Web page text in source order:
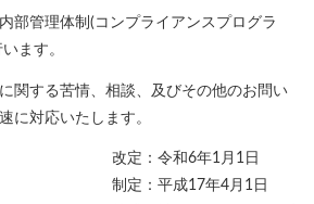
部管理体制(コンプライアンスプログラ
ます。
関する苦情、相談、及びその他のお問い
に対応いたします。
改定：令和6年1月1日
制定：平成17年4月1日